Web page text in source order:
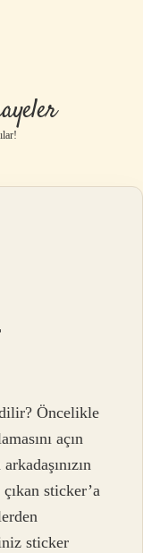
Öncelikle
açın
sticker’a
sticker